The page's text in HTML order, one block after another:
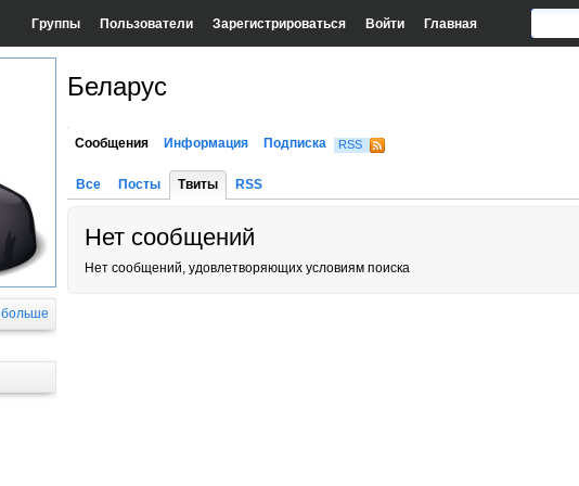
Группы Пользователи Зарегистрироваться Войти Главная
больше
Беларус
Сообщения Информация Подписка RSS
Все Посты Твиты RSS
Нет сообщений
Нет сообщений, удовлетворяющих условиям поиска